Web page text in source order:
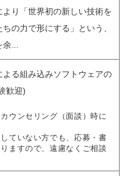
り「世界初の新しい技術を
の力で形にする」という、
...
よる組み込みソフトウェアの
歓迎)
ウンセリング（面談）時に
ていない方でも、応募・書
ますので、遠慮なくご相談